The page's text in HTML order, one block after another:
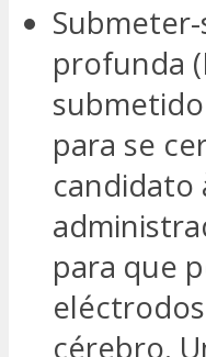
profunda
para se
candidato
para que
cérebro.